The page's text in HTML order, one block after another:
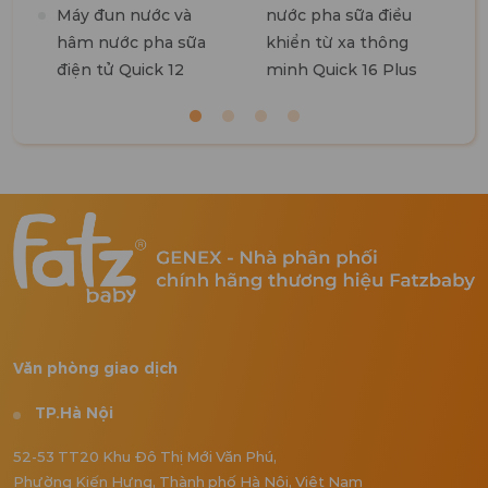
Máy đun nước và
hâm nước pha sữa
điện tử Quick 12
nước pha sữa điều
khiển từ xa thông
minh Quick 16 Plus
Văn phòng giao dịch
TP.Hà Nội
52-53 TT20 Khu Đô Thị Mới Văn Phú,
Phường Kiến Hưng, Thành phố Hà Nội, Việt Nam